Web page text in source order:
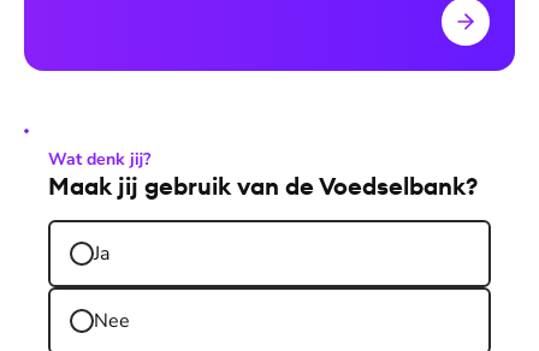
Wat denk jij?
Maak jij gebruik van de Voedselbank?
Ja
Nee